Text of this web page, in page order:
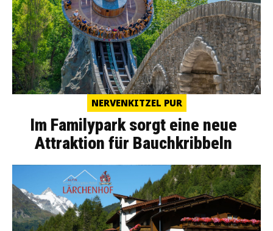
NERVENKITZEL PUR
Im Familypark sorgt eine neue
Attraktion für Bauchkribbeln